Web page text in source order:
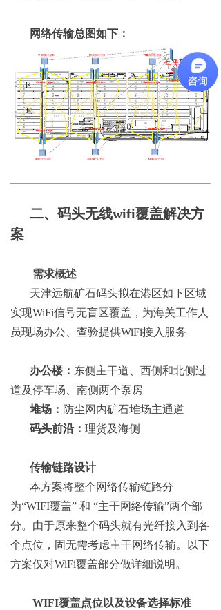
网络传输总图如下：
二、码头无线wifi覆盖解决方
案
需求概述
天津远航矿石码头拟在港区如下区域
实现WiFi信号无盲区覆盖，为海关工作人
员现场办公、查验提供WiFi接入服务
办公楼： 东侧主干道、西侧和北侧过
道及停车场、南侧两个泵房
堆场： 防尘网内矿石堆场主通道
码头前沿： 理货及海侧
传输链路设计
本方案将整个网络传输链路分
为“WIFI覆盖” 和 “主干网络传输”两个部
分。由于原来整个码头就有光纤接入到各
个点位，固无需考虑主干网络传输。以下
方案仅对WiFi覆盖部分做详细说明。
WIFI覆盖点位以及设备选择标准